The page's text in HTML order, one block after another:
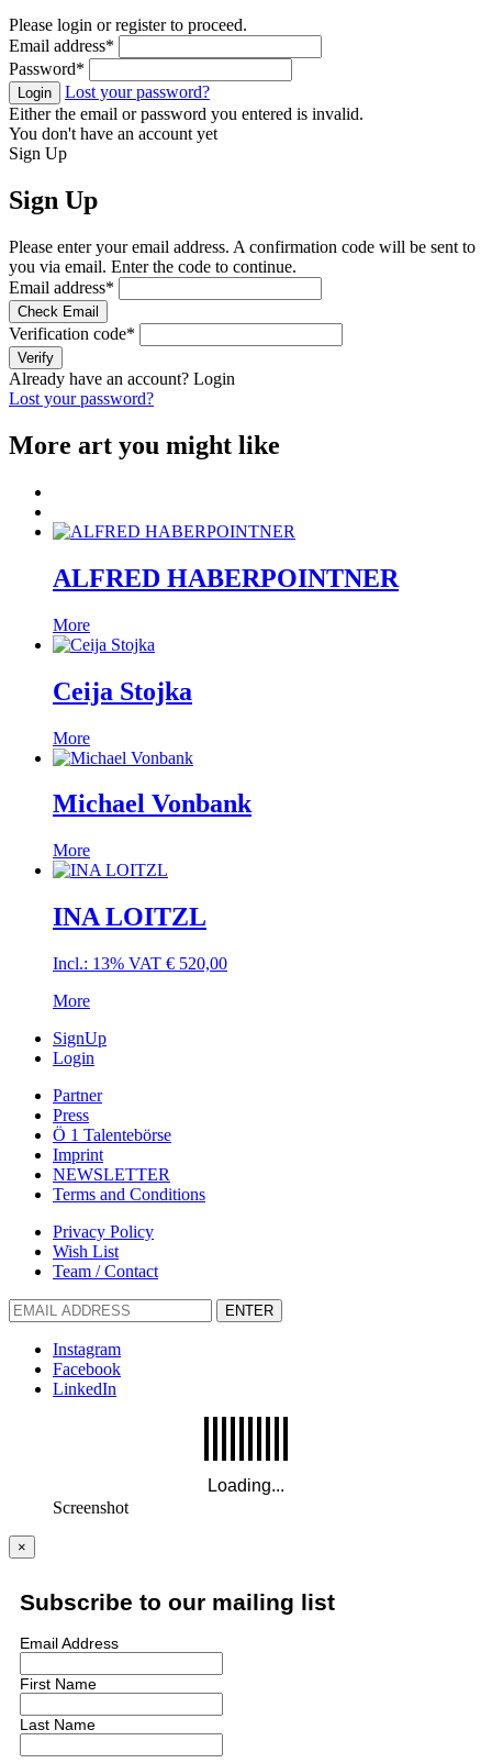
Please login or register to proceed.
Email address*
Password*
Login
Lost your password?
Either the email or password you entered is invalid.
You don't have an account yet
Sign Up
Sign Up
Please enter your email address. A confirmation code will be sent to
you via email. Enter the code to continue.
Email address*
Check Email
Verification code*
Verify
Already have an account? Login
Lost your password?
More art you might like
ALFRED HABERPOINTNER
More
Ceija Stojka
More
Michael Vonbank
More
INA LOITZL
Incl.: 13% VAT € 520,00
More
SignUp
Login
Partner
Press
Ö 1 Talentebörse
Imprint
NEWSLETTER
Terms and Conditions
Privacy Policy
Wish List
Team / Contact
ENTER
Instagram
Facebook
LinkedIn
Screenshot
×
Subscribe to our mailing list
Email Address
First Name
Last Name